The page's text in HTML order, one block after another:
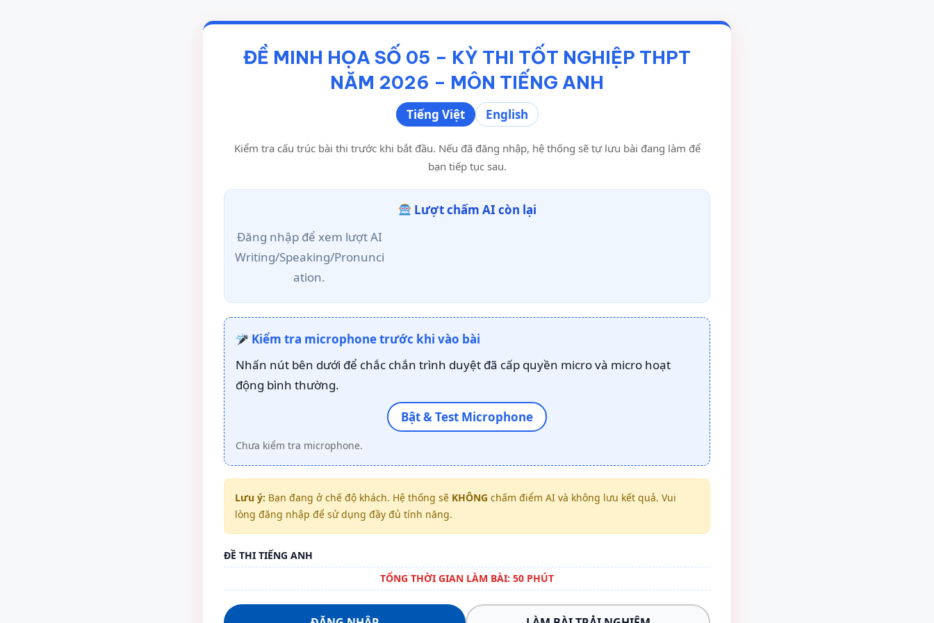
ĐỀ MINH HỌA SỐ 05 – KỲ THI TỐT NGHIỆP THPT
NĂM 2026 – MÔN TIẾNG ANH
Tiếng Việt English
Kiểm tra cấu trúc bài thi trước khi bắt đầu. Nếu đã đăng nhập, hệ thống sẽ tự lưu bài đang làm để
bạn tiếp tục sau.
Lượt chấm AI còn lại
Đăng nhập để xem lượt AI
Writing/Speaking/Pronunci
ation.
Kiểm tra microphone trước khi vào bài
Nhấn nút bên dưới để chắc chắn trình duyệt đã cấp quyền micro và micro hoạt
động bình thường.
Bật & Test Microphone
Chưa kiểm tra microphone.
Lưu ý: Bạn đang ở chế độ khách. Hệ thống sẽ KHÔNG chấm điểm AI và không lưu kết quả. Vui
lòng đăng nhập để sử dụng đầy đủ tính năng.
ĐỀ THI TIẾNG ANH
TỔNG THỜI GIAN LÀM BÀI: 50 PHÚT